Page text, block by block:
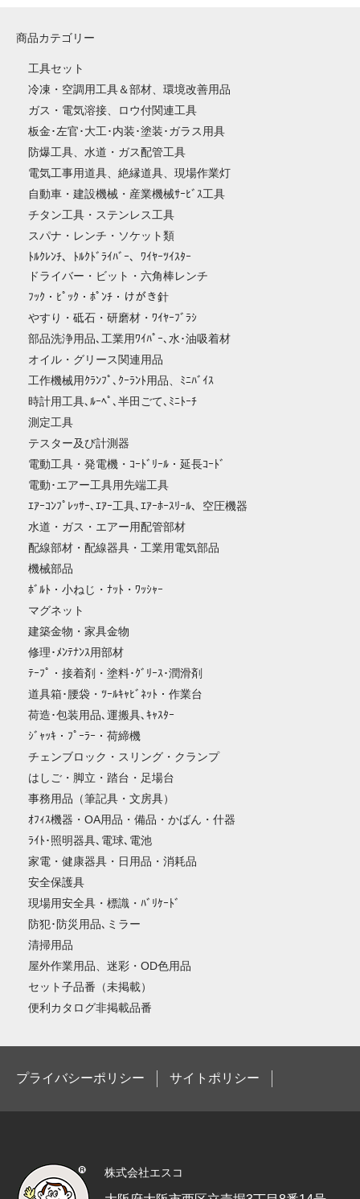
商品カテゴリー
工具セット
冷凍・空調用工具＆部材、環境改善用品
ガス・電気溶接、ロウ付関連工具
板金･左官･大工･内装･塗装･ガラス用具
防爆工具、水道・ガス配管工具
電気工事用道具、絶縁道具、現場作業灯
自動車・建設機械・産業機械ｻｰﾋﾞｽ工具
チタン工具・ステンレス工具
スパナ・レンチ・ソケット類
ﾄﾙｸﾚﾝﾁ、ﾄﾙｸﾄﾞﾗｲﾊﾞｰ、ﾜｲﾔｰﾂｲｽﾀｰ
ドライバー・ビット・六角棒レンチ
ﾌｯｸ・ﾋﾟｯｸ・ﾎﾟﾝﾁ・けがき針
やすり・砥石・研磨材・ﾜｲﾔｰﾌﾞﾗｼ
部品洗浄用品､工業用ﾜｲﾊﾟｰ､水･油吸着材
オイル・グリース関連用品
工作機械用ｸﾗﾝﾌﾟ､ｸｰﾗﾝﾄ用品、ﾐﾆﾊﾞｲｽ
時計用工具､ﾙｰﾍﾟ､半田ごて､ﾐﾆﾄｰﾁ
測定工具
テスター及び計測器
電動工具・発電機・ｺｰﾄﾞﾘｰﾙ・延長ｺｰﾄﾞ
電動･エアー工具用先端工具
ｴｱｰｺﾝﾌﾟﾚｯｻｰ､ｴｱｰ工具､ｴｱｰﾎｰｽﾘｰﾙ、空圧機器
水道・ガス・エアー用配管部材
配線部材・配線器具・工業用電気部品
機械部品
ﾎﾞﾙﾄ・小ねじ・ﾅｯﾄ・ﾜｯｼｬｰ
マグネット
建築金物・家具金物
修理･ﾒﾝﾃﾅﾝｽ用部材
ﾃｰﾌﾟ・接着剤・塗料･ｸﾞﾘｰｽ･潤滑剤
道具箱･腰袋・ﾂｰﾙｷｬﾋﾞﾈｯﾄ・作業台
荷造･包装用品､運搬具､ｷｬｽﾀｰ
ｼﾞｬｯｷ・ﾌﾟｰﾗｰ・荷締機
チェンブロック・スリング・クランプ
はしご・脚立・踏台・足場台
事務用品（筆記具・文房具）
ｵﾌｨｽ機器・OA用品・備品・かばん・什器
ﾗｲﾄ･照明器具､電球､電池
家電・健康器具・日用品・消耗品
安全保護具
現場用安全具・標識・ﾊﾞﾘｹｰﾄﾞ
防犯･防災用品､ミラー
清掃用品
屋外作業用品、迷彩・OD色用品
セット子品番（未掲載）
便利カタログ非掲載品番
プライバシーポリシー サイトポリシー
株式会社エスコ